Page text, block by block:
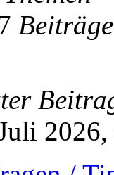
Beiträge
2026,